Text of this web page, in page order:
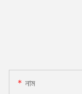
নাম